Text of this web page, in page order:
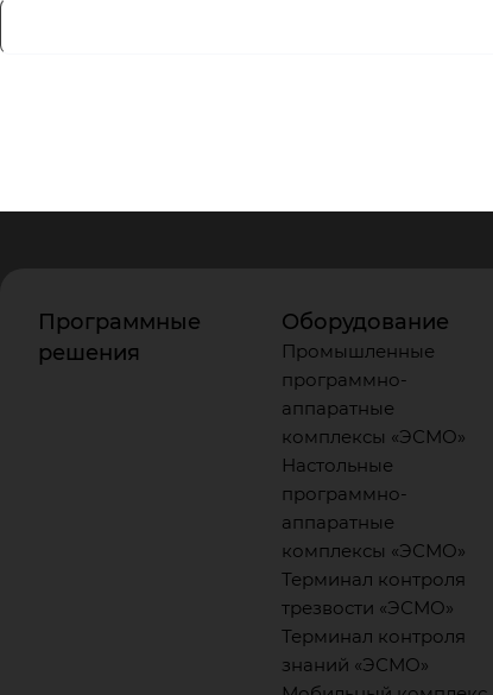
Программные
решения
Оборудование
Промышленные
программно-
аппаратные
комплексы «ЭСМО»
Настольные
программно-
аппаратные
комплексы «ЭСМО»
Терминал контроля
трезвости «ЭСМО»
Терминал контроля
знаний «ЭСМО»